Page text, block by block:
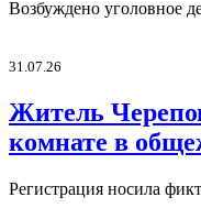
Возбуждено уголовное
31.07.26
Житель
комнате в
Регистрация носила